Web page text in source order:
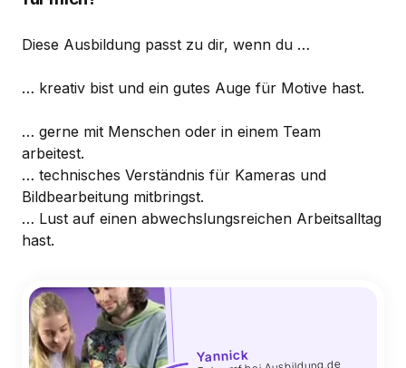
Diese Ausbildung passt zu dir, wenn du …
… kreativ bist und ein gutes Auge für Motive hast.
… gerne mit Menschen oder in einem Team
arbeitest.
… technisches Verständnis für Kameras und
Bildbearbeitung mitbringst.
… Lust auf einen abwechslungsreichen Arbeitsalltag
hast.
Yannick